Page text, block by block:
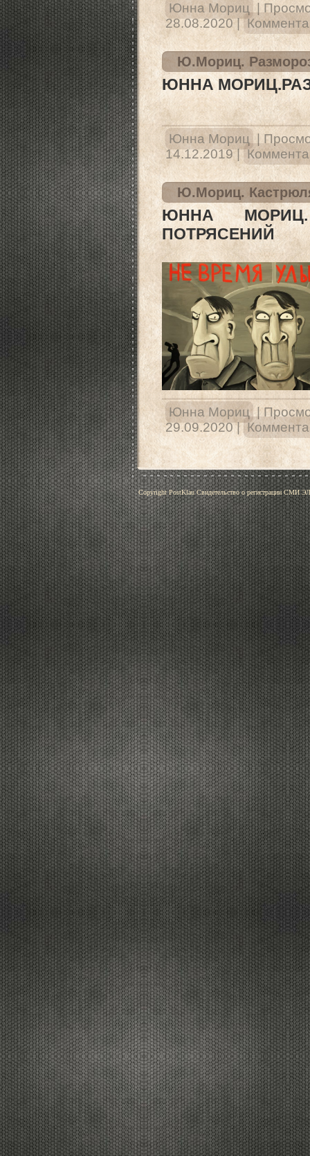
Юнна Мориц
28.08.2020 |
Ю.Мориц.
ЮННА
Юнна Мориц
14.12.2019 |
Ю.Мориц.
ЮННА МОРИЦ.
ПОТРЯСЕНИЙ
Юнна Мориц |
29.09.2020 |
Copyright PostKlau Свидетельство о регистрации СМИ